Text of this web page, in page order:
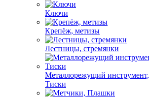
Ключи
Крепёж, метизы
Лестницы, стремянки
Металлорежущий инструмент,
Тиски